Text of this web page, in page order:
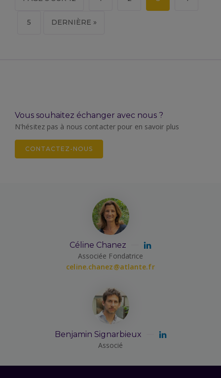
5 DERNIÈRE »
Vous souhaitez échanger avec nous ?
N'hésitez pas à nous contacter pour en savoir plus
CONTACTEZ-NOUS
Céline Chanez
Associée Fondatrice
celine.chanez@atlante.fr
Benjamin Signarbieux
Associé